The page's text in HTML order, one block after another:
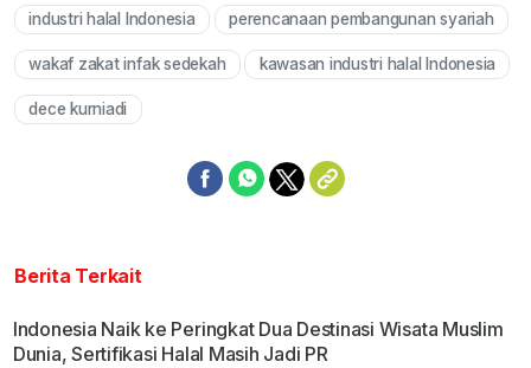
industri halal Indonesia perencanaan pembangunan syariah
wakaf zakat infak sedekah kawasan industri halal Indonesia
dece kurniadi
Berita Terkait
Indonesia Naik ke Peringkat Dua Destinasi Wisata Muslim
Dunia, Sertifikasi Halal Masih Jadi PR